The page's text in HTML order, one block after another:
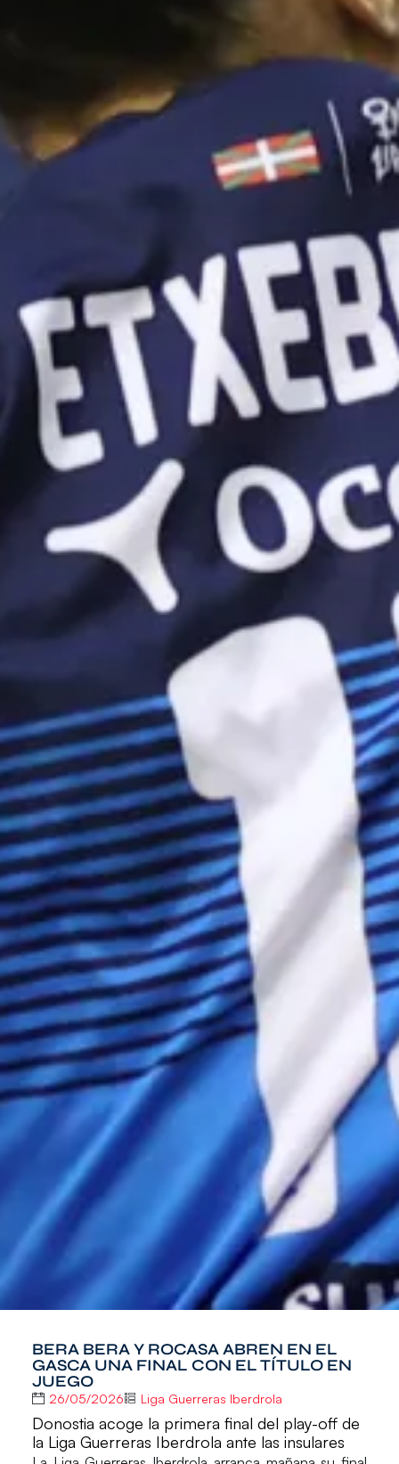
BERA BERA Y ROCASA ABREN EN EL
GASCA UNA FINAL CON EL TÍTULO EN
JUEGO
26/05/2026 Liga Guerreras Iberdrola
Donostia acoge la primera final del play-off de
la Liga Guerreras Iberdrola ante las insulares